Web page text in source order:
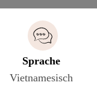
Sprache
Vietnamesisch